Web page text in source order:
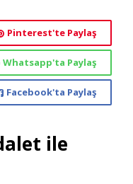
Pinterest'te Paylaş
Whatsapp'ta Paylaş
Facebook'ta Paylaş
ile